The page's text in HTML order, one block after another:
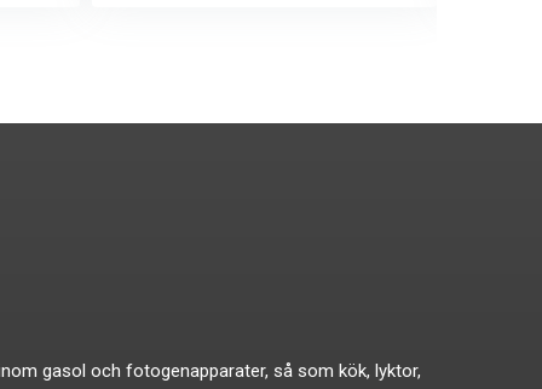
gasol och fotogenapparater, så som kök, lyktor,